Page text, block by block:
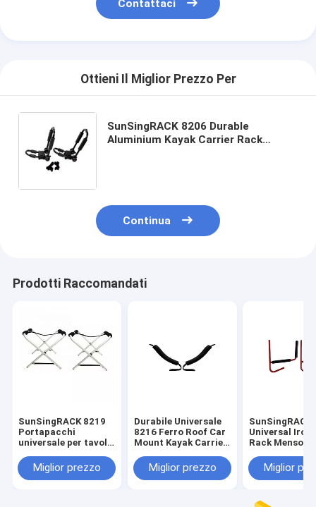
Contattaci
Ottieni Il Miglior Prezzo Per
SunSingRACK 8206 Durable
Aluminium Kayak Carrier Rack
Continua
Prodotti Raccomandati
SunSingRACK ​​8219
Portapacchi
universale per tavola
Solid PU
Portapacchi per
Miglior prezzo
Durabile Universale
8216 Ferro Roof Car
Mount Kayak Carrier
prestazioni 4x4
Accessori
Miglior prezzo
SunSingRACK
Universal Iron
Rack Mensola
durevole per
Car Kayak
Miglior